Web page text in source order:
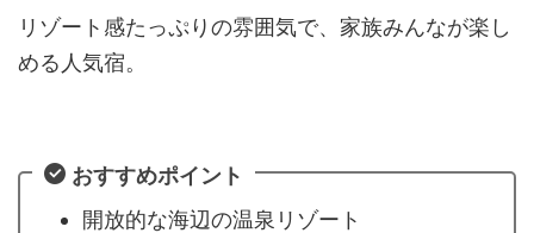
リゾート感たっぷりの雰囲気で、家族みんなが楽し
める人気宿。
おすすめポイント
開放的な海辺の温泉リゾート